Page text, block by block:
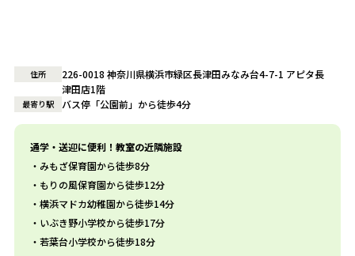
住所
226-0018 神奈川県横浜市緑区長津田みなみ台4-7-1 アピタ長
津田店1階
最寄り駅 バス停「公園前」から徒歩4分
通学・送迎に便利！教室の近隣施設
みもざ保育園から徒歩8分
もりの風保育園から徒歩12分
横浜マドカ幼稚園から徒歩14分
いぶき野小学校から徒歩17分
若葉台小学校から徒歩18分